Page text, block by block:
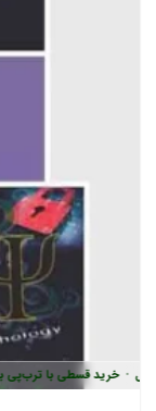
با ترب‌پی بدون کارمزد